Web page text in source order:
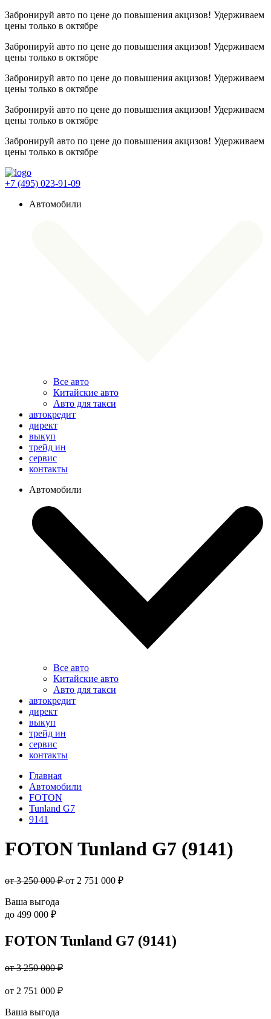
Забронируй авто по цене до повышения акцизов! Удерживаем
цены только в октябре
Забронируй авто по цене до повышения акцизов! Удерживаем
цены только в октябре
Забронируй авто по цене до повышения акцизов! Удерживаем
цены только в октябре
Забронируй авто по цене до повышения акцизов! Удерживаем
цены только в октябре
Забронируй авто по цене до повышения акцизов! Удерживаем
цены только в октябре
+7 (495) 023-91-09
Автомобили
Все авто
Китайские авто
Авто для такси
автокредит
директ
выкуп
трейд ин
сервис
контакты
Автомобили
Все авто
Китайские авто
Авто для такси
автокредит
директ
выкуп
трейд ин
сервис
контакты
Главная
Автомобили
FOTON
Tunland G7
9141
FOTON Tunland G7 (9141)
от 3 250 000 ₽от 2 751 000 ₽
Ваша выгода
до 499 000 ₽
FOTON Tunland G7 (9141)
от 3 250 000 ₽
от 2 751 000 ₽
Ваша выгода